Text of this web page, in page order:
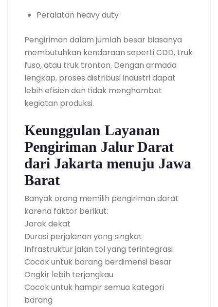
Peralatan heavy duty
Pengiriman dalam jumlah besar biasanya
membutuhkan kendaraan seperti CDD, truk
fuso, atau truk tronton. Dengan armada
lengkap, proses distribusi industri dapat
lebih efisien dan tidak menghambat
kegiatan produksi.
Keunggulan Layanan
Pengiriman Jalur Darat
dari Jakarta menuju Jawa
Barat
Banyak orang memilih pengiriman darat
karena faktor berikut:
Jarak dekat
Durasi perjalanan yang singkat
Infrastruktur jalan tol yang terintegrasi
Cocok untuk barang berdimensi besar
Ongkir lebih terjangkau
Cocok untuk hampir semua kategori
barang